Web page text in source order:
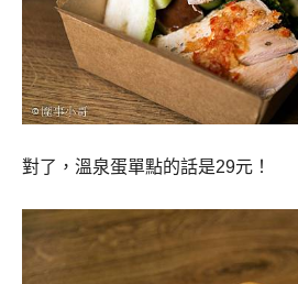
對了，溫泉蛋單點的話是29元！